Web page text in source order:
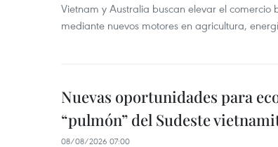
Vietnam y Australia buscan elevar el
mediante nuevos motores en agricultura,
Nuevas oportunidades para
“pulmón” del Sudeste
08/08/2026 07:00